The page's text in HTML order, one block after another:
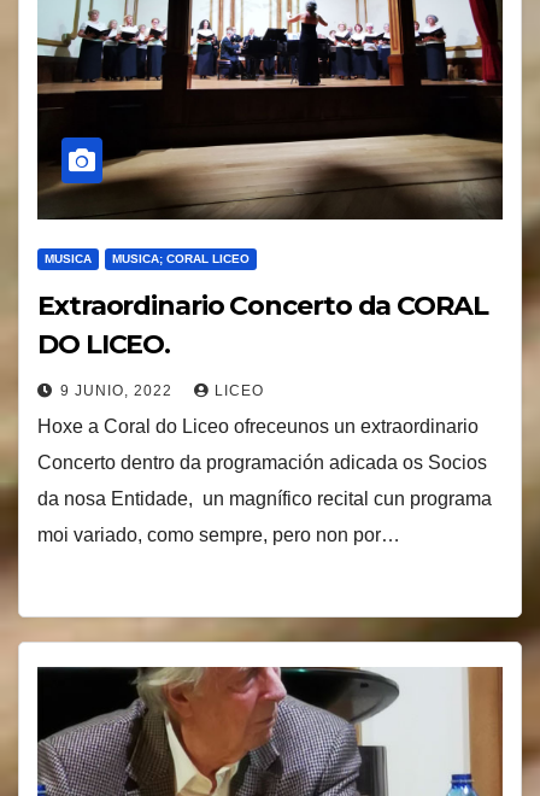
MUSICA MUSICA; CORAL LICEO
Extraordinario Concerto da CORAL
DO LICEO.
9 JUNIO, 2022 LICEO
Hoxe a Coral do Liceo ofreceunos un extraordinario
Concerto dentro da programación adicada os Socios
da nosa Entidade, un magnífico recital cun programa
moi variado, como sempre, pero non por…